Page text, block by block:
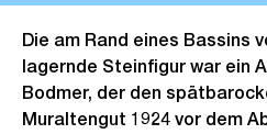
Die am Rand eines Bassins
lagernde Steinfigur war ein
Bodmer, der den
Muraltengut 1924 vor dem